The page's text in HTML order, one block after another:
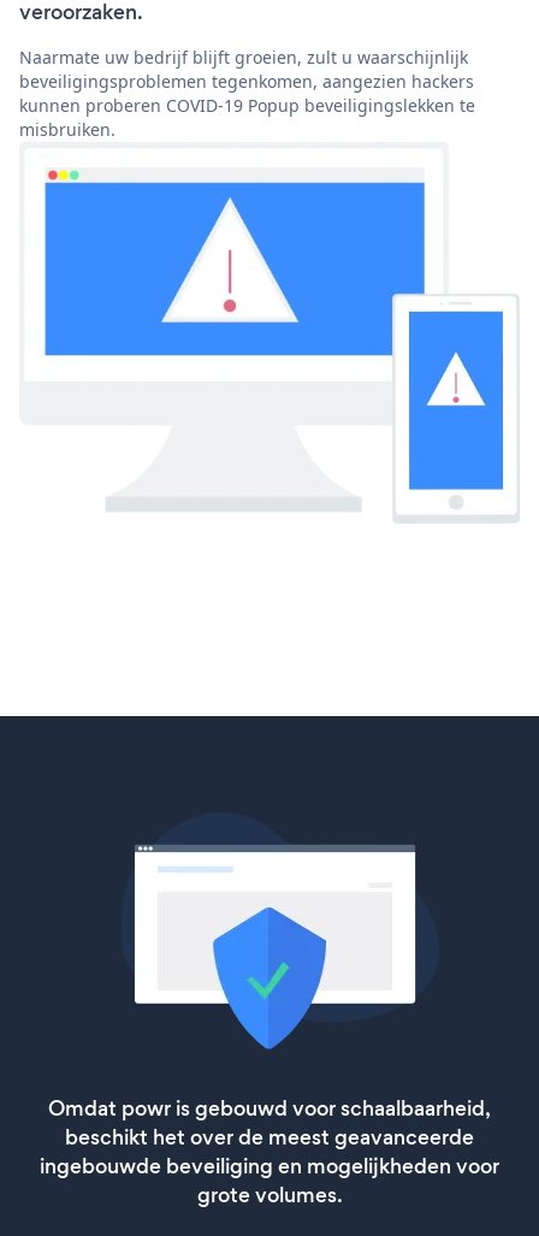
veroorzaken.
Naarmate uw bedrijf blijft groeien, zult u waarschijnlijk
beveiligingsproblemen tegenkomen, aangezien hackers
kunnen proberen COVID-19 Popup beveiligingslekken te
misbruiken.
Omdat powr is gebouwd voor schaalbaarheid,
beschikt het over de meest geavanceerde
ingebouwde beveiliging en mogelijkheden voor
grote volumes.